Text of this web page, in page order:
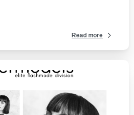
Read more